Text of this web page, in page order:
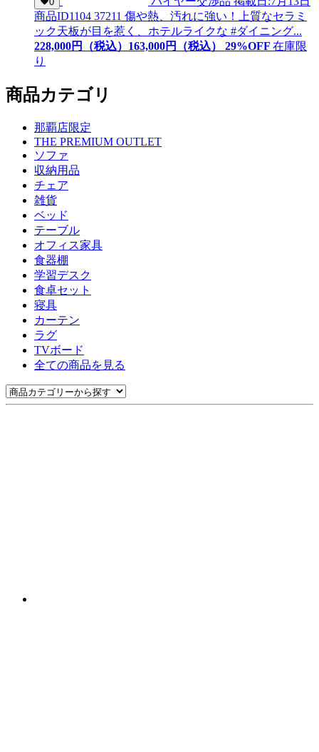
商品ID1104 37211 傷や熱、汚れに強い！上質なセラミ
ック天板が目を惹く、ホテルライクな #ダイニング...
228,000円（税込） 163,000円（税込） 29%OFF 在庫限
り
商品カテゴリ
那覇店限定
THE PREMIUM OUTLET
ソファ
収納用品
チェア
雑貨
ベッド
テーブル
オフィス家具
食器棚
学習デスク
食卓セット
寝具
カーテン
ラグ
TVボード
全ての商品を見る